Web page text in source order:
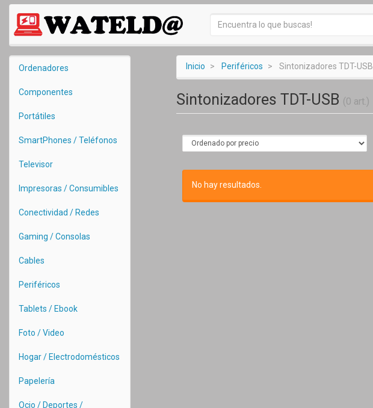
Ordenadores
Componentes
Portátiles
SmartPhones / Teléfonos
Televisor
Impresoras / Consumibles
Conectividad / Redes
Gaming / Consolas
Cables
Periféricos
Tablets / Ebook
Foto / Video
Hogar / Electrodomésticos
Papelería
Ocio / Deportes /
Inicio Periféricos Sintonizadores TDT-USB
Sintonizadores TDT-USB (0 art.)
No hay resultados.